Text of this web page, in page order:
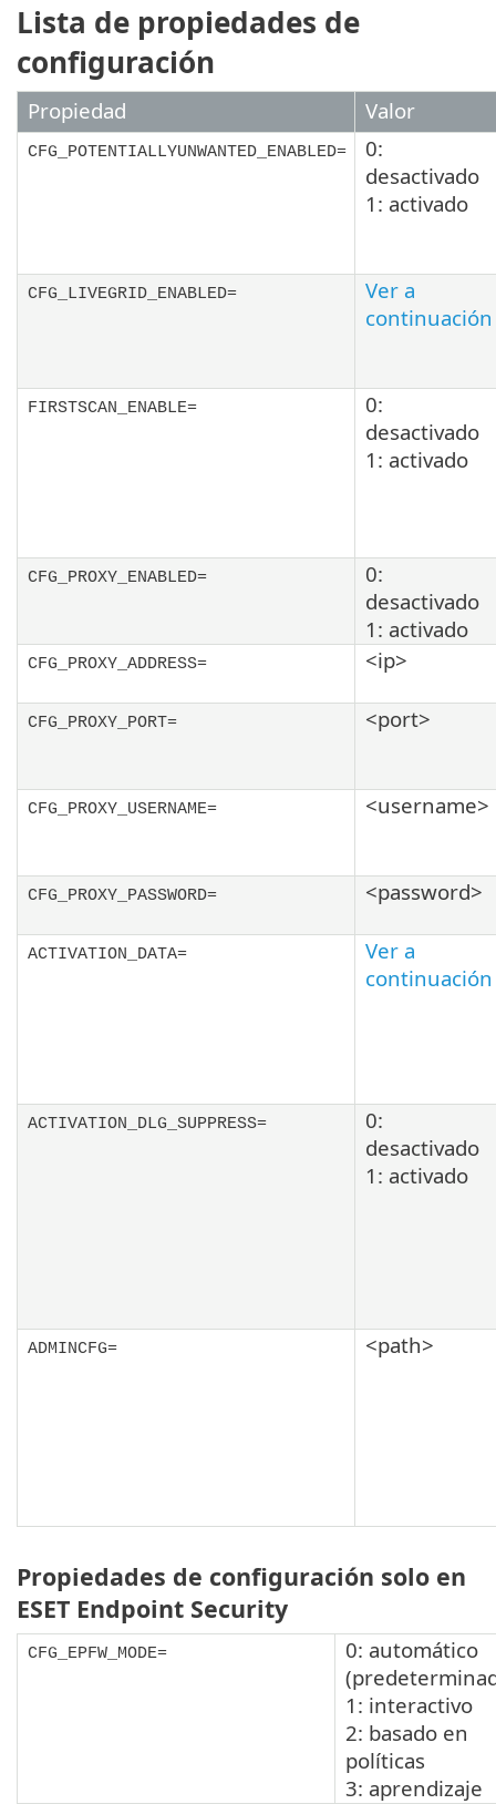
Lista de propiedades de
configuración
Propiedad Valor
CFG_POTENTIALLYUNWANTED_ENABLED=
0:
desactivado
1: activado
CFG_LIVEGRID_ENABLED=
Ver a
continuación
FIRSTSCAN_ENABLE=
0:
desactivado
1: activado
CFG_PROXY_ENABLED=
0:
desactivado
1: activado
CFG_PROXY_ADDRESS= <ip>
CFG_PROXY_PORT= <port>
CFG_PROXY_USERNAME= <username>
CFG_PROXY_PASSWORD= <password>
ACTIVATION_DATA=
Ver a
continuación
ACTIVATION_DLG_SUPPRESS=
0:
desactivado
1: activado
ADMINCFG= <path>
Propiedades de configuración solo en
ESET Endpoint Security
CFG_EPFW_MODE=
0: automático
1: interactivo
2: basado en
políticas
3: aprendizaje